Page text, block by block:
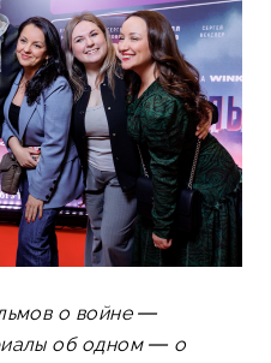
о войне —
об одном — о